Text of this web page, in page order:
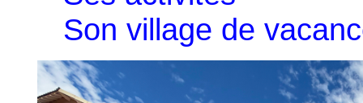
Son village de